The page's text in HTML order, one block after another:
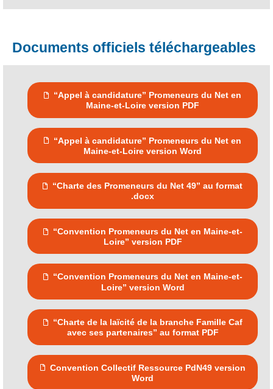
Documents officiels téléchargeables
“Appel à candidature” Promeneurs du Net en
Maine-et-Loire version PDF
“Appel à candidature” Promeneurs du Net en
Maine-et-Loire version Word
“Charte des Promeneurs du Net 49” au format
.docx
“Convention Promeneurs du Net en Maine-et-
Loire” version PDF
“Convention Promeneurs du Net en Maine-et-
Loire” version Word
“Charte de la laïcité de la branche Famille Caf
avec ses partenaires” au format PDF
Convention Collectif Ressource PdN49 version
Word